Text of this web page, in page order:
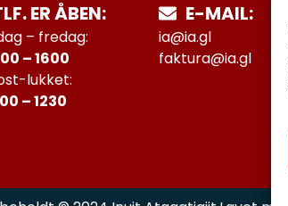
ER ÅBEN:
– fredag:
– 1600
lukket:
– 1230
E-MAIL:
ia@ia.gl
faktura@ia.gl